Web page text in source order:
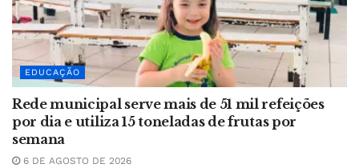
EDUCAÇÃO
Rede municipal serve mais de 51 mil refeições
por dia e utiliza 15 toneladas de frutas por
semana
6 DE AGOSTO DE 2026